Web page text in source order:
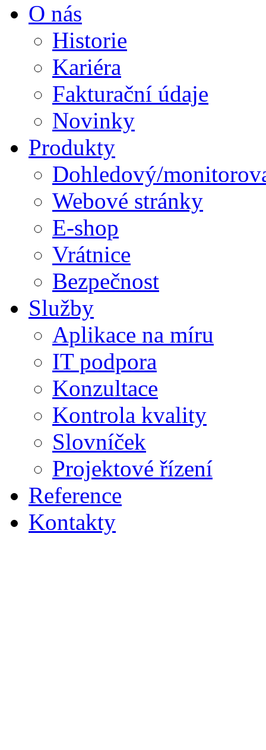
O nás
Historie
Kariéra
Fakturační údaje
Novinky
Produkty
Dohledový/
Webové stránky
E-shop
Vrátnice
Bezpečnost
Služby
Aplikace na míru
IT podpora
Konzultace
Kontrola kvality
Slovníček
Projektové řízení
Reference
Kontakty